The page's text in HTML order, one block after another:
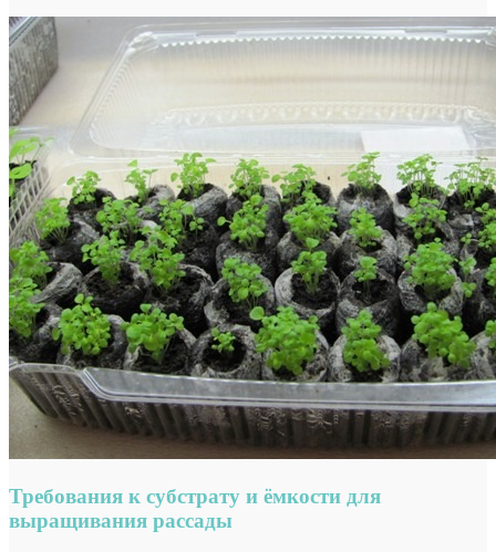
Требования к субстрату и ёмкости для
выращивания рассады